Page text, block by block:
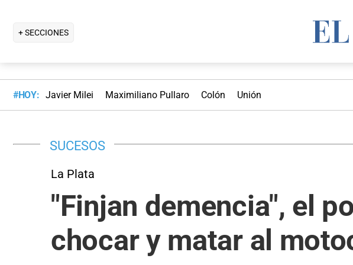
+ SECCIONES
#HOY: Javier Milei Maximiliano Pullaro Colón Unión
SUCESOS
La Plata
"Finjan demencia", el
chocar y matar al